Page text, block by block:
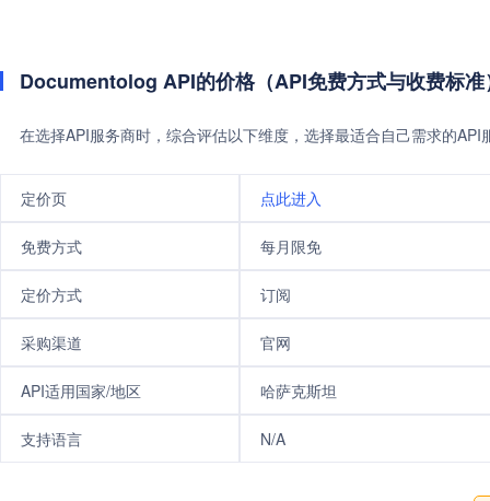
Documentolog API的价格（API免费方式与收费标准
在选择API服务商时，综合评估以下维度，选择最适合自己需求的
定价页 点此进入
免费方式 每月限免
定价方式 订阅
采购渠道 官网
API适用国家/地区 哈萨克斯坦
支持语言 N/A